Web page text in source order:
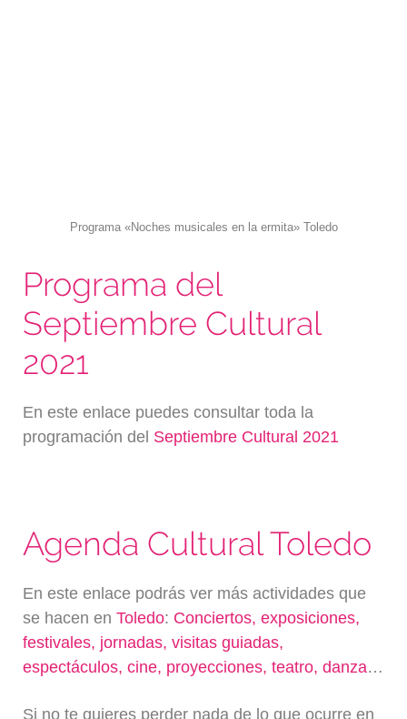
Programa «Noches musicales en la ermita» Toledo
Programa del
Septiembre Cultural
2021
En este enlace puedes consultar toda la
programación del Septiembre Cultural 2021
Agenda Cultural Toledo
En este enlace podrás ver más actividades que
se hacen enToledo: Conciertos, exposiciones,
festivales, jornadas, visitas guiadas,
espectáculos, cine, proyecciones, teatro, danza…
Si no te quieres perder nada de lo que ocurre en